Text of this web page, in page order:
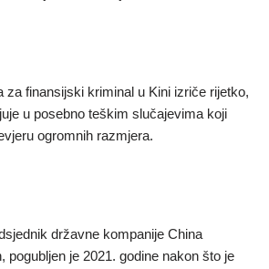
za finansijski kriminal u Kini izriče rijetko,
u posebno teškim slučajevima koji
ogromnih razmjera.
državne kompanije China
pogubljen je 2021. godine nakon što je